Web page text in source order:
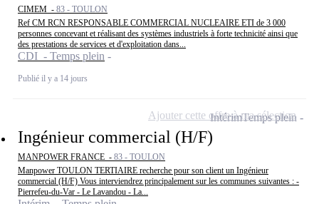
CIMEM - 83 - TOULON
Ref CM RCN RESPONSABLE COMMERCIAL NUCLEAIRE ETI de 3 000
personnes concevant et réalisant des systèmes industriels à forte technicité ainsi que
des prestations de services et d'exploitation dans...
CDI - Temps plein
Publié il y a 14 jours
Ingénieur commercial (H/F)
MANPOWER FRANCE - 83 - TOULON
Manpower TOULON TERTIAIRE recherche pour son client un Ingénieur
commercial (H/F) Vous interviendrez principalement sur les communes suivantes : -
Pierrefeu-du-Var - Le Lavandou - La...
IntérimTemps plein
Ajouter cette offre à ma sélection